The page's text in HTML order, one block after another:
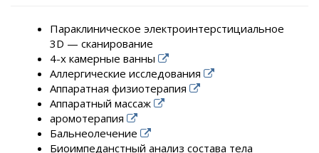
Параклиническое электроинтерстициальное
3D — сканирование
4-х камерные ванны
Аллергические исследования
Аппаратная физиотерапия
Аппаратный массаж
аромотерапия
Бальнеолечение
Биоимпеданстный анализ состава тела